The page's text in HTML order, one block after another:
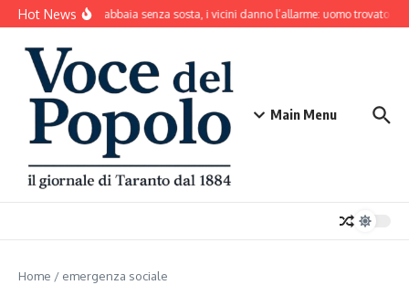
Salta al contenuto
Hot NewsIl cane abbaia senza sosta, i vicini danno l’allarme: uomo trovato
Main Menu
Home / emergenza sociale